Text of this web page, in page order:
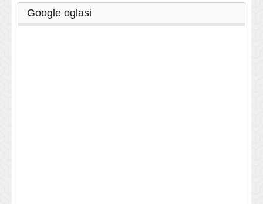
Google oglasi